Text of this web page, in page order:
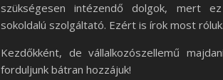
szükségesen intézendő dolgok, mert
sokoldalú szolgáltató. Ezért is írok most róluk.
Kezdőkként, de vállalkozószellemű
forduljunk bátran hozzájuk!